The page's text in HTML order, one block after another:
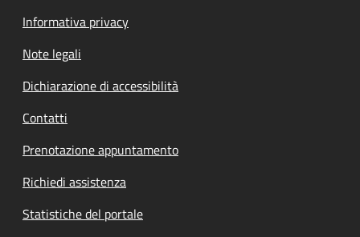
Informativa privacy
Note legali
Dichiarazione di accessibilità
Contatti
Prenotazione appuntamento
Richiedi assistenza
Statistiche del portale